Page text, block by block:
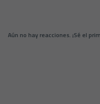
Aún no hay reacciones. ¡Sé el